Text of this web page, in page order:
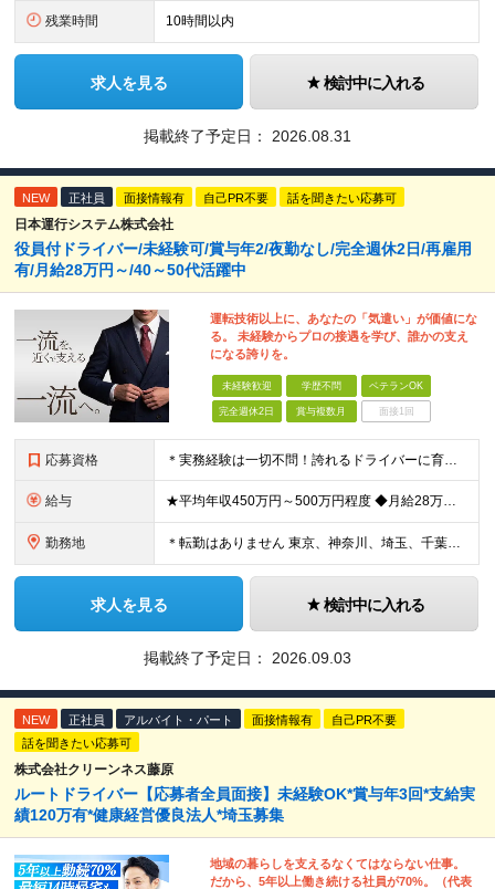
残業時間 10時間以内
求人を見る 検討中に入れる
掲載終了予定日： 2026.08.31
NEW 正社員 面接情報有 自己PR不要 話を聞きたい応募可
日本運行システム株式会社
役員付ドライバー/未経験可/賞与年2/夜勤なし/完全週休2日/再雇用
有/月給28万円～/40～50代活躍中
運転技術以上に、あなたの「気遣い」が価値にな
る。 未経験からプロの接遇を学び、誰かの支え
になる誇りを。
未経験歓迎 学歴不問 ベテランOK
完全週休2日 賞与複数月 面接1回
応募資格 ＊実務経験は一切不問！誇れるドライバーに育てます＊ ◆学歴不問 ◆要普通自動車第一種運転免許 ◆守秘義務を守れる方 ※以下の経験が活かせます ・ホスピタリティ・マナーを大事に人と接する仕事の経験
給与 ★平均年収450万円～500万円程度 ◆月給28万円～＋賞与2回＋交通費全額支給＋役職手当 ※試用期間2カ月あり（期間中の雇用形態、待遇に差異はありません） ※月給には月20時間分のみなし残業代3万
勤務地 ＊転勤はありません 東京、神奈川、埼玉、千葉県内での勤務となります ※基本的には直行直帰・配属は通いやすさを考慮します ※U・Iターン歓迎 ※東京勤務メインとなります 【本社】 東京都中央区銀座1
求人を見る 検討中に入れる
掲載終了予定日： 2026.09.03
NEW 正社員 アルバイト・パート 面接情報有
自己PR不要
話を聞きたい応募可
株式会社クリーンネス藤原
ルートドライバー【応募者全員面接】未経験OK*賞与年3回*支給実
績120万有*健康経営優良法人*埼玉募集
地域の暮らしを支えるなくてはならない仕事。
だから、5年以上働き続ける社員が70%。（代表